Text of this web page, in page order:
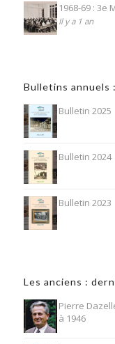
1968-69 : 3e
Il y a 1 an
Bulletins annuels
Bulletin 2025
Bulletin 2024
Bulletin 2023
Les anciens :
Pierre
à 1946